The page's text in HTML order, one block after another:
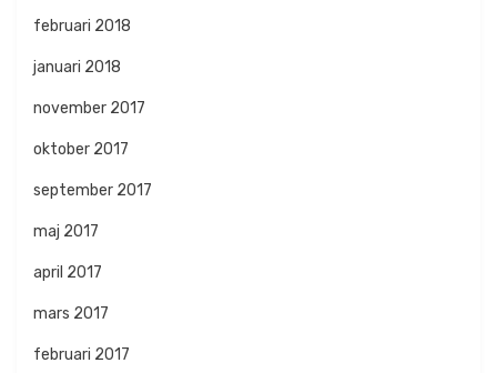
februari 2018
januari 2018
november 2017
oktober 2017
september 2017
maj 2017
april 2017
mars 2017
februari 2017